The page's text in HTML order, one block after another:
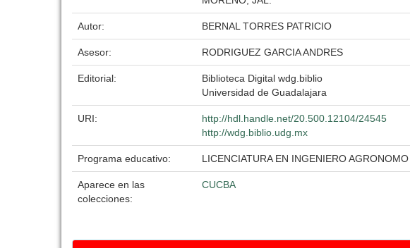
Autor: BERNAL TORRES PATRICIO
Asesor: RODRIGUEZ GARCIA ANDRES
Editorial:
Biblioteca Digital wdg.biblio
Universidad de Guadalajara
URI:
http://hdl.handle.net/20.500.12104/24545
http://wdg.biblio.udg.mx
Programa educativo: LICENCIATURA EN INGENIERO AGRONOMO
Aparece en las
colecciones:
CUCBA